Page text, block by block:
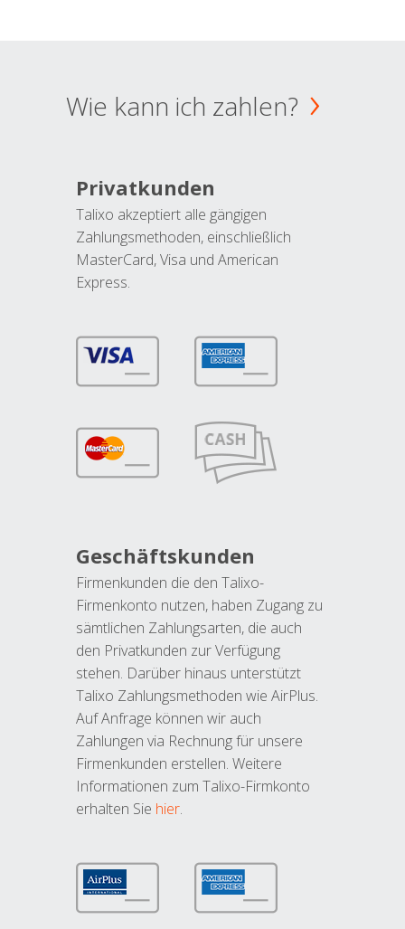
Wie kann ich zahlen?
Privatkunden
Talixo akzeptiert alle gängigen
Zahlungsmethoden, einschließlich
MasterCard, Visa und American
Express.
Geschäftskunden
Firmenkunden die den Talixo-
Firmenkonto nutzen, haben Zugang zu
sämtlichen Zahlungsarten, die auch
den Privatkunden zur Verfügung
stehen. Darüber hinaus unterstützt
Talixo Zahlungsmethoden wie AirPlus.
Auf Anfrage können wir auch
Zahlungen via Rechnung für unsere
Firmenkunden erstellen. Weitere
Informationen zum Talixo-Firmkonto
erhalten Sie hier.